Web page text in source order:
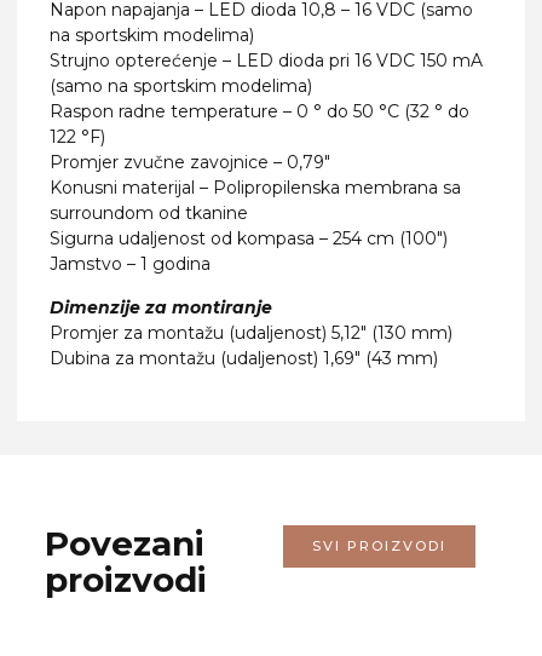
Napon napajanja – LED dioda 10,8 – 16 VDC (samo
na sportskim modelima)
Strujno opterećenje – LED dioda pri 16 VDC 150 mA
(samo na sportskim modelima)
Raspon radne temperature – 0 ° do 50 °C (32 ° do
122 °F)
Promjer zvučne zavojnice – 0,79″
Konusni materijal – Polipropilenska membrana sa
surroundom od tkanine
Sigurna udaljenost od kompasa – 254 cm (100″)
Jamstvo – 1 godina
Dimenzije za montiranje
Promjer za montažu (udaljenost) 5,12″ (130 mm)
Dubina za montažu (udaljenost) 1,69″ (43 mm)
Povezani
proizvodi
SVI PROIZVODI